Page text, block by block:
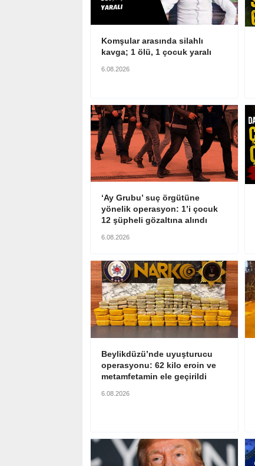
Komşular arasında silahlı
kavga; 1 ölü, 1 çocuk yaralı
6.08.2026
‘Ay Grubu’ suç örgütüne
yönelik operasyon: 1’i çocuk
12 şüpheli gözaltına alındı
6.08.2026
Beylikdüzü’nde uyuşturucu
operasyonu: 62 kilo eroin ve
metamfetamin ele geçirildi
6.08.2026